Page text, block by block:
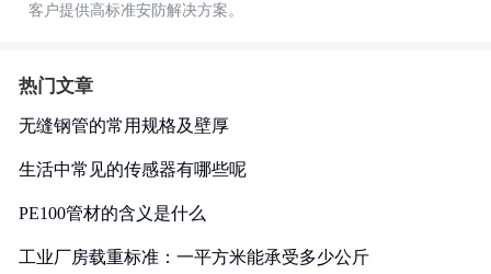
客户提供高标准安防解决方案。
热门文章
无缝钢管的常用规格及壁厚
生活中常见的传感器有哪些呢
PE100管材的含义是什么
工业厂房载重标准：一平方米能承受多少公斤